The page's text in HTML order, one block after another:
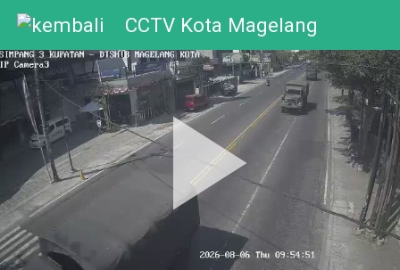
CCTV Kota Magelang